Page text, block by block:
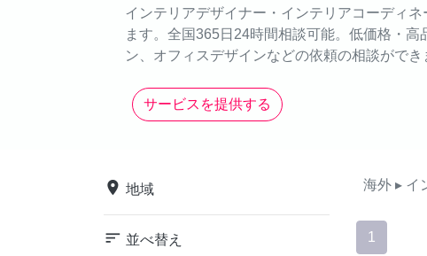
インテリアデザイナー・インテリアコーディ
ます。全国365日24時間相談可能。低価格・
ン、オフィスデザインなどの依頼の相談ができ
サービスを提供する
place 地域
sort 並べ替え
海外 ▸ イ
1